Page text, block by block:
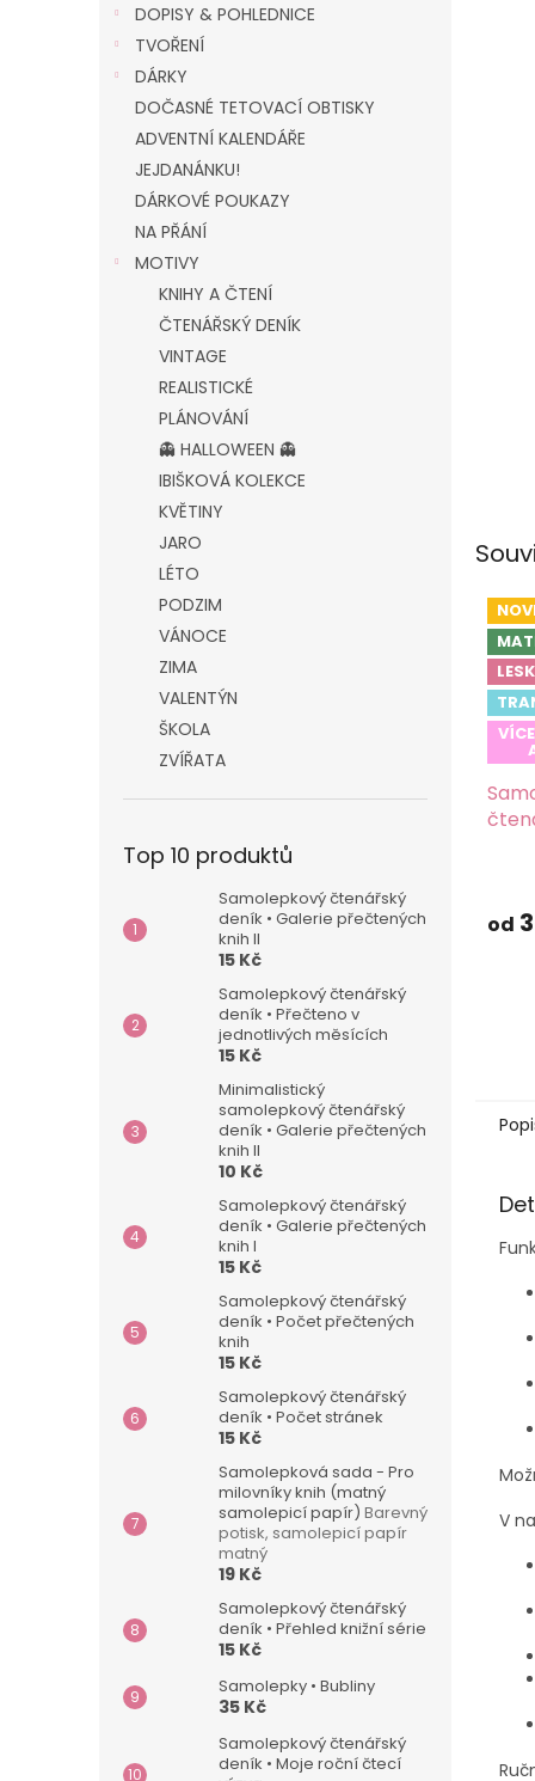
DOPISY & POHLEDNICE
TVOŘENÍ
DÁRKY
DOČASNÉ TETOVACÍ OBTISKY
ADVENTNÍ KALENDÁŘE
JEJDANÁNKU!
DÁRKOVÉ POUKAZY
NA PŘÁNÍ
MOTIVY
KNIHY A ČTENÍ
ČTENÁŘSKÝ DENÍK
VINTAGE
REALISTICKÉ
PLÁNOVÁNÍ
👻 HALLOWEEN 👻
IBIŠKOVÁ KOLEKCE
KVĚTINY
JARO
LÉTO
PODZIM
VÁNOCE
ZIMA
VALENTÝN
ŠKOLA
ZVÍŘATA
Top 10 produktů
Samolepkový čtenářský
deník • Galerie přečtených
knih II
15 Kč
Samolepkový čtenářský
deník • Přečteno v
jednotlivých měsících
15 Kč
Minimalistický
samolepkový čtenářský
deník • Galerie přečtených
knih II
10 Kč
Samolepkový čtenářský
deník • Galerie přečtených
knih I
15 Kč
Samolepkový čtenářský
deník • Počet přečtených
knih
15 Kč
Samolepkový čtenářský
deník • Počet stránek
15 Kč
Samolepková sada - Pro
milovníky knih (matný
samolepicí papír) Barevný
potisk, samolepicí papír
matný
19 Kč
Samolepkový čtenářský
deník • Přehled knižní série
15 Kč
Samolepky • Bubliny
35 Kč
Samolepkový čtenářský
deník • Moje roční čtecí
je
od
V